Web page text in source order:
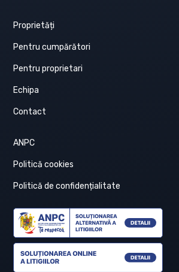
Proprietăți
Pentru cumpărători
Pentru proprietari
Echipa
Contact
ANPC
Politică cookies
Politică de confidențialitate